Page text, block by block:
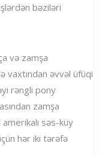
bəziləri
və zamşa
vaxtından əvvəl üfüqi
rəngli pony
zamşa
amerikalı səs-küy
hər iki tərəfə